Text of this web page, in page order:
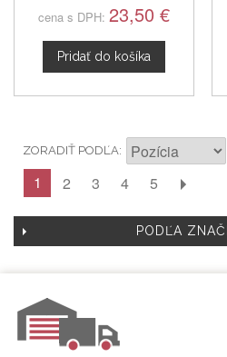
cena s DPH: 23,50 €
Pridať do košíka
ZORADIŤ PODĽA
1 2 3 4 5
PODĽA